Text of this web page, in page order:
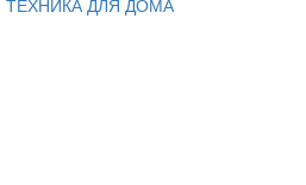
ДЛЯ ДОМА